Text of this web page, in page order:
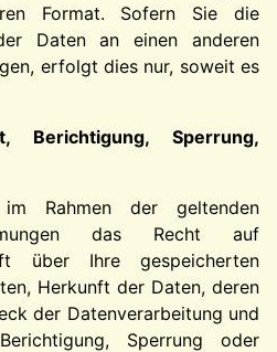
Format. Sofern Sie die
Daten an einen anderen
erfolgt dies nur, soweit es
Berichtigung, Sperrung,
Rahmen der geltenden
das Recht auf
über Ihre gespeicherten
Herkunft der Daten, deren
der Datenverarbeitung und
Sperrung oder